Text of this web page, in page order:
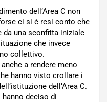
dell’Area C non
ci si è resi conto che
da una sconfitta iniziale
che invece
collettivo.
a rendere meno
hanno visto crollare i
dell’Area C.
deciso di